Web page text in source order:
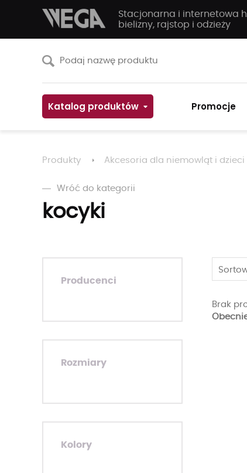
Stacjonarna i internetowa
bielizny, rajstop i odzieży
Katalog produktów Promocje
Produkty Akcesoria dla niemowląt i dzieci
Wróć do kategorii
kocyki
Producenci
Rozmiary
Kolory
Brak